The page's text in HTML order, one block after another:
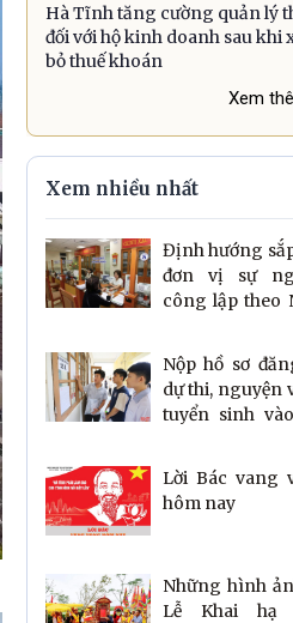
Hà Tĩnh tăng cường quản lý
đối với hộ kinh doanh sau khi
bỏ thuế khoán
Xem
Xem nhiều nhất
Định hướng
đơn vị sự
công lập theo
Nộp hồ sơ
dự thi, nguyện
tuyển sinh
khi nào?
Lời Bác vang
hôm nay
Những hình
Lễ Khai hạ